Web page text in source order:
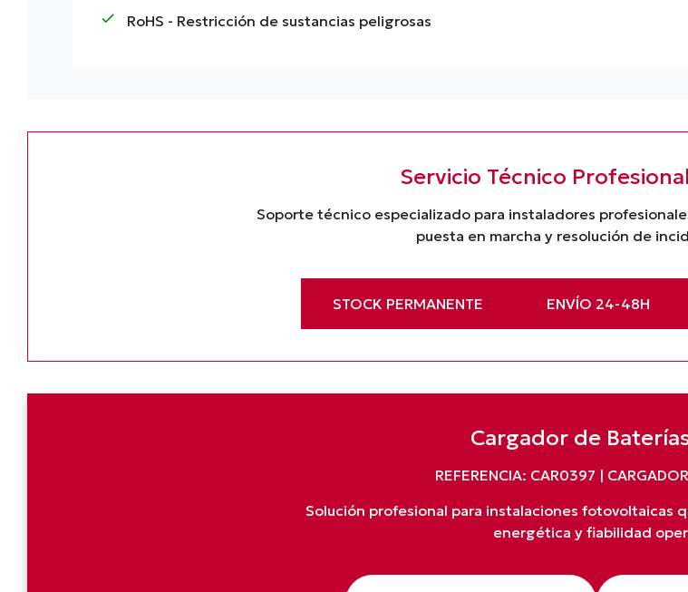
check RoHS - Restricción de sustancias peligrosas
Servicio Técnico
Soporte técnico especializado para instaladores
puesta en marcha y resolución de
STOCK PERMANENTE ENVÍO 24-48H
Cargador de
REFERENCIA: CAR0397 |
Solución profesional para instalaciones fotovoltaicas
energética y fiabilidad